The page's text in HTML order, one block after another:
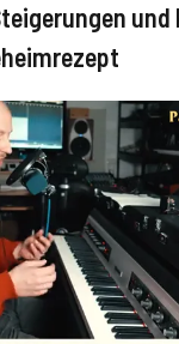
und